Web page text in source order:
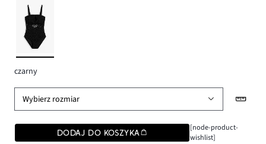
czarny
Wybierz rozmiar
DODAJ DO KOSZYKA
[node-product-
wishlist]